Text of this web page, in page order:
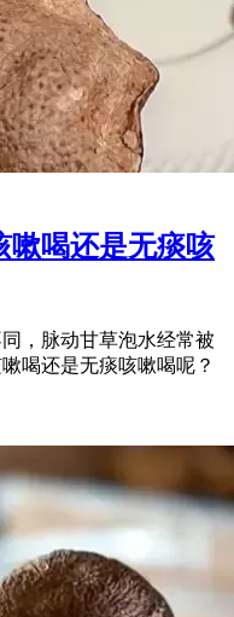
嗽喝还是无痰咳
，脉动甘草泡水经常被
喝还是无痰咳嗽喝呢？